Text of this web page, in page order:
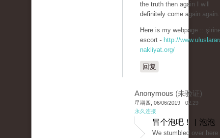
the truth then again I will
definitely come again again.
Here is my webpage ::
escort - http://
nakliyat.org/
回复
Anonymous (未验证)
星期四, 06/06/2019 - 02:29
永久连接
冒个泡吧！ | 泡泡
We stumbled over